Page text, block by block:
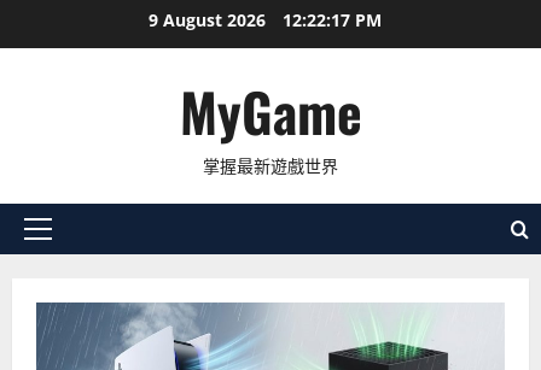
to
9 August 2026 12:22:19 PM
MyGame
掌握最新遊戲世界
Primary